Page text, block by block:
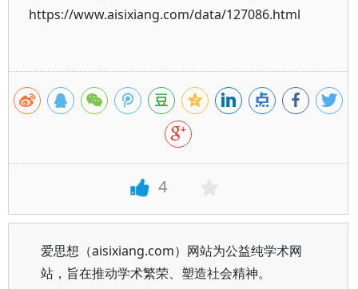
https://www.aisixiang.com/data/127086.html
4
爱思想（aisixiang.com）网站为公益纯学术网
站，旨在推动学术繁荣、塑造社会精神。